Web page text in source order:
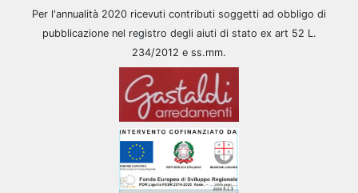
Per l'annualità 2020 ricevuti contributi soggetti ad obbligo di
pubblicazione nel registro degli aiuti di stato ex art 52 L.
234/2012 e ss.mm.